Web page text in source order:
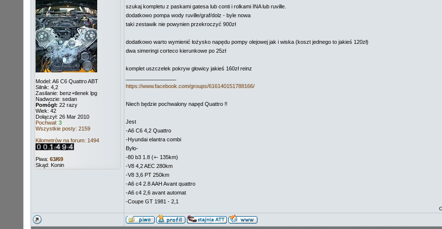
Model: A6 C6 Quattro ABT
Silnik: 4,2
Zasilanie: benz+tlenek lpg
Nadwozie: sedan
Pomógł: 22 razy
Wiek: 42
Dołączył: 26 Mar 2010
Pochwał: 3
Wszystkie posty: 2159
Kilometrów na forum: 1494
Piwa: 63/69
Skąd: Konin
szukaj kompletu z paskami gatesa lub conti i rolkami INA lub ruville.
dodatkowo pompa wody ruville/graf/dolz - byle nowa
taki zestawik nie powynien przekroczyć 900zł
dodatkowo warto wymienić łożysko napędu pompy olejowej jak i wiska (koszt jednego to jakieś 120zł)
dwa simeringi corteco kierunkowe po 25zł
komplet uszczelek pokryw głowicy jakieś 160zł reinz
https://www.facebook.com/groups/616140151788166/
Niech będzie pochwalony napęd Quattro !!
Jest
-A6 C6 4,2 Quattro
-Hyundai elantra combi
Było-
-80 b3 1.8 (+- 135km)
-V8 4,2 AEC 280km
-V8 3,6 PT 250km
-A6 c4 2.8 AAH Avant quattro
-A6 c4 2,6 avant automat
-Coupe GT 1981 - 2,1